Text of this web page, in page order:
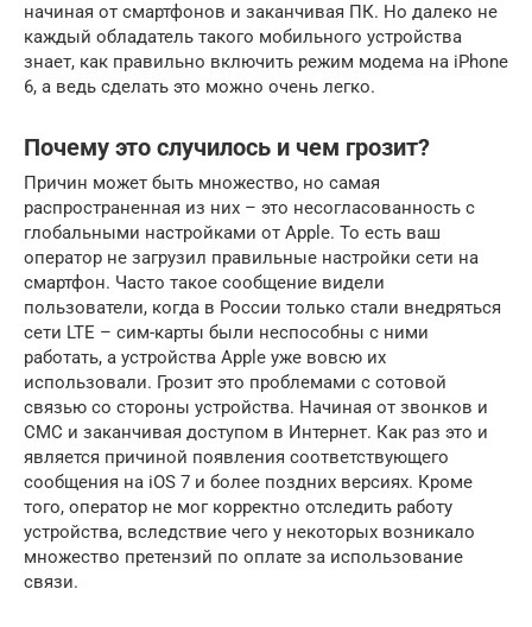
начиная от смартфонов и заканчивая ПК. Но далеко не
каждый обладатель такого мобильного устройства
знает, как правильно включить режим модема на iPhone
6, а ведь сделать это можно очень легко.
Почему это случилось и чем грозит?
Причин может быть множество, но самая
распространенная из них – это несогласованность с
глобальными настройками от Apple. То есть ваш
оператор не загрузил правильные настройки сети на
смартфон. Часто такое сообщение видели
пользователи, когда в России только стали внедряться
сети LTE – сим-карты были неспособны с ними
работать, а устройства Apple уже вовсю их
использовали. Грозит это проблемами с сотовой
связью со стороны устройства. Начиная от звонков и
СМС и заканчивая доступом в Интернет. Как раз это и
является причиной появления соответствующего
сообщения на iOS 7 и более поздних версиях. Кроме
того, оператор не мог корректно отследить работу
устройства, вследствие чего у некоторых возникало
множество претензий по оплате за использование
связи.